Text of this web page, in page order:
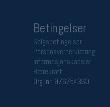
Betingelser
Salgsbetingelser
Personsvernerklæring
Informasjonskapsler
Bærekraft
Org. nr: 976754360